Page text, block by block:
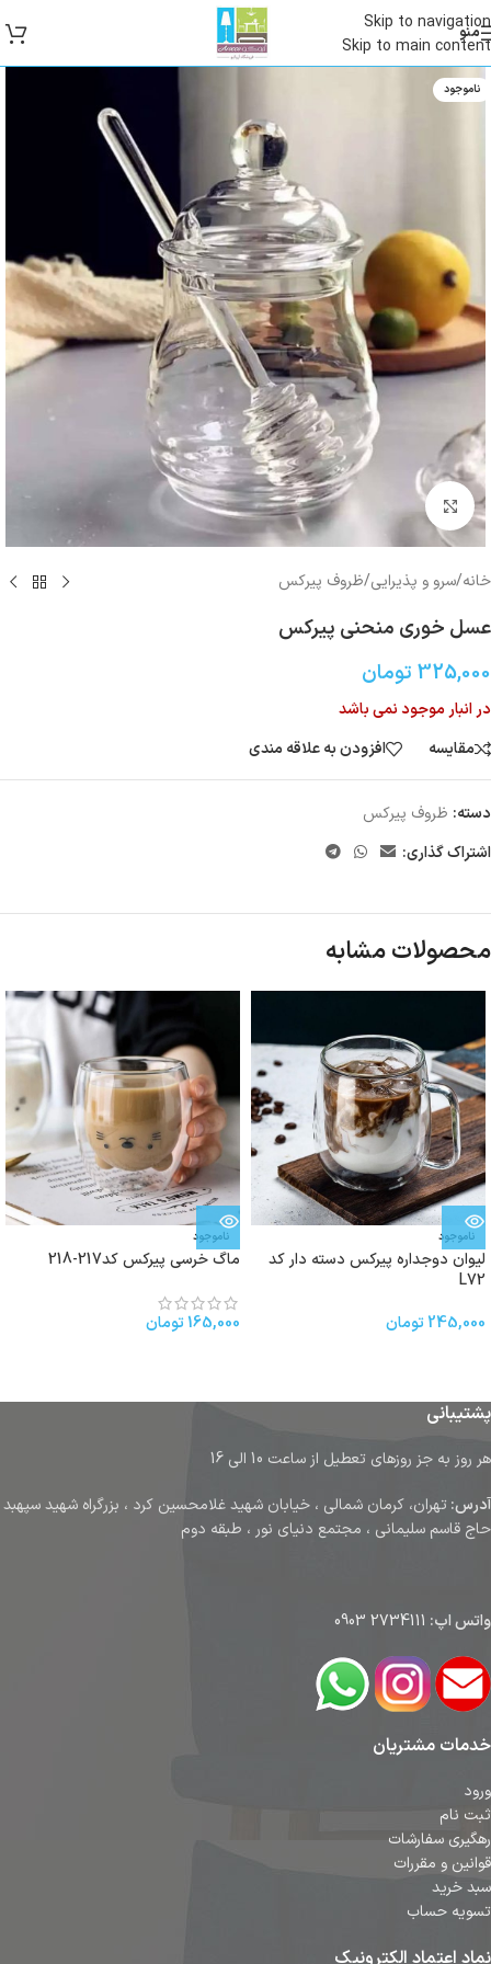
Skip to navigation
Skip to main content
منو
ناموجود
بزرگنمایی تصویر
خانه/سرو و پذیرایی/ظروف پیرکس
عسل خوری منحنی پیرکس
325,000 تومان
در انبار موجود نمی باشد
مقایسه
افزودن به علاقه مندی
دسته: ظروف پیرکس
اشتراک گذاری:
محصولات مشابه
ناموجود
لیوان دوجداره پیرکس دسته دار کد
L72
245,000تومان
ناموجود
ماگ خرسی پیرکس کد217-218
165,000تومان
پشتیبانی
هر روز به جز روزهای تعطیل از ساعت 10 الی 16
آدرس: تهران، کرمان شمالی ، خیابان شهید غلامحسین کرد ، بزرگراه شهید سپهبد
حاج قاسم سلیمانی ، مجتمع دنیای نور ، طبقه دوم
واتس اپ: 2734111 0903
خدمات مشتریان
ورود
ثبت نام
رهگیری سفارشات
قوانین و مقررات
سبد خرید
تسویه حساب
نماد اعتماد الکترونیک